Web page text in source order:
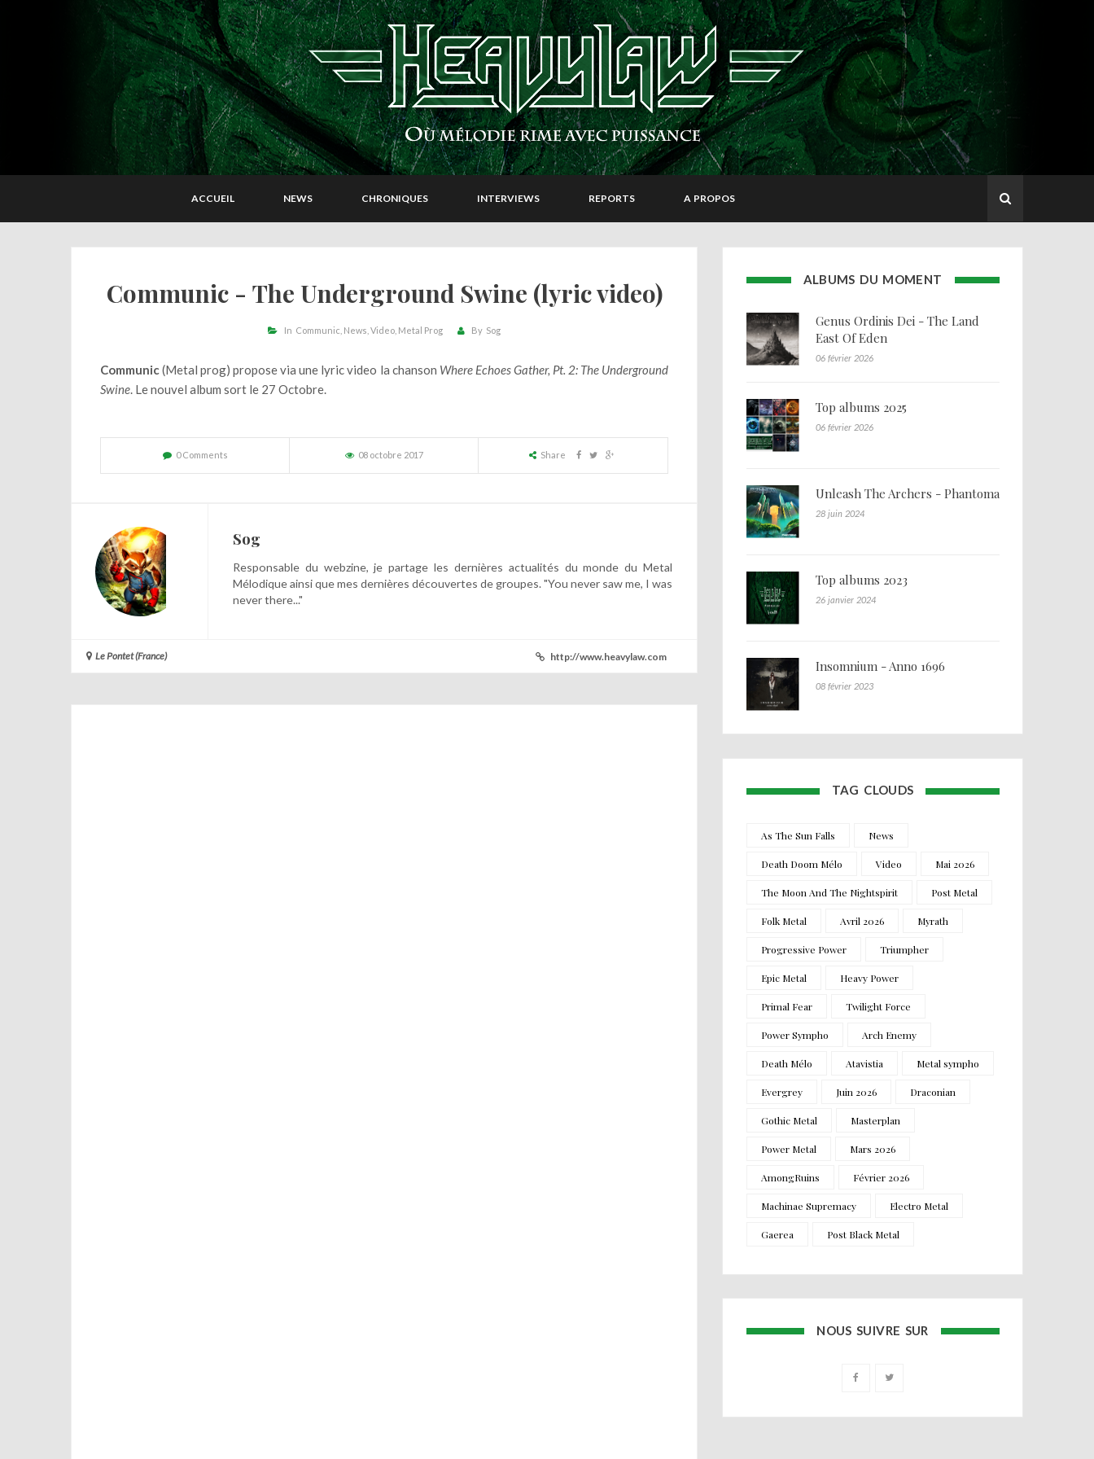
ACCUEIL NEWS CHRONIQUES INTERVIEWS REPORTS A PROPOS
Communic - The Underground Swine (lyric video)
In Communic News Video Metal Prog By Sog
Communic(Metal prog) propose via une lyric video la chanson Where Echoes Gather, Pt. 2: The Underground
Swine. Le nouvel album sort le 27 Octobre.
0 Comments 08 octobre 2017 Share
Sog
Responsable du webzine, je partage les dernières actualités du monde du Metal
Mélodique ainsi que mes dernières découvertes de groupes. "You never saw me, I was
never there..."
Le Pontet (France) http://www.heavylaw.com
ALBUMS DU MOMENT
Genus Ordinis Dei - The Land
East Of Eden
06 février 2026
Top albums 2025
06 février 2026
Unleash The Archers - Phantoma
28 juin 2024
Top albums 2023
26 janvier 2024
Insomnium - Anno 1696
08 février 2023
TAG CLOUDS
As The Sun Falls News
Death Doom Mélo Video Mai 2026
The Moon And The Nightspirit Post Metal
Folk Metal Avril 2026 Myrath
Progressive Power Triumpher
Epic Metal Heavy Power
Primal Fear Twilight Force
Power Sympho Arch Enemy
Death Mélo Atavistia Metal sympho
Evergrey Juin 2026 Draconian
Gothic Metal Masterplan
Power Metal Mars 2026
AmongRuins Février 2026
Machinae Supremacy Electro Metal
Gaerea Post Black Metal
NOUS SUIVRE SUR